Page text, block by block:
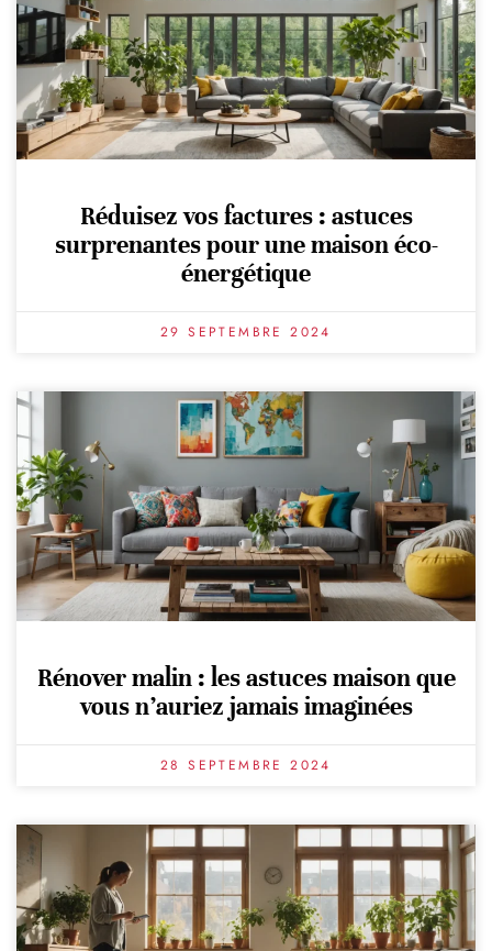
Réduisez vos factures : astuces
surprenantes pour une maison éco-
énergétique
29 SEPTEMBRE 2024
Rénover malin : les astuces maison que
vous n’auriez jamais imaginées
28 SEPTEMBRE 2024